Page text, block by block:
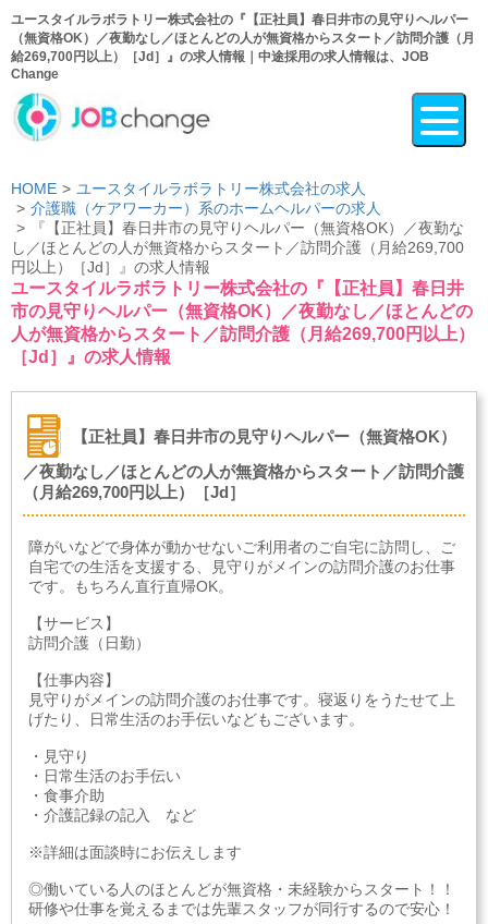
ユースタイルラボラトリー株式会社の『【正社員】春日井市の見守りヘルパー
（無資格OK）／夜勤なし／ほとんどの人が無資格からスタート／訪問介護（月
給269,700円以上）［Jd］』の求人情報｜中途採用の求人情報は、JOB
Change
HOME
ユースタイルラボラトリー株式会社の求人
介護職（ケアワーカー）系のホームヘルパーの求人
『【正社員】春日井市の見守りヘルパー（無資格OK）／夜勤な
し／ほとんどの人が無資格からスタート／訪問介護（月給269,700
円以上）［Jd］』の求人情報
ユースタイルラボラトリー株式会社の『【正社員】春日井
市の見守りヘルパー（無資格OK）／夜勤なし／ほとんどの
人が無資格からスタート／訪問介護（月給269,700円以上）
［Jd］』の求人情報
【正社員】春日井市の見守りヘルパー（無資格OK）
／夜勤なし／ほとんどの人が無資格からスタート／訪問介護
（月給269,700円以上）［Jd］
障がいなどで身体が動かせないご利用者のご自宅に訪問し、ご
自宅での生活を支援する、見守りがメインの訪問介護のお仕事
です。もちろん直行直帰OK。
【サービス】
訪問介護（日勤）
【仕事内容】
見守りがメインの訪問介護のお仕事です。寝返りをうたせて上
げたり、日常生活のお手伝いなどもございます。
・見守り
・日常生活のお手伝い
・食事介助
・介護記録の記入 など
※詳細は面談時にお伝えします
◎働いている人のほとんどが無資格・未経験からスタート！！
研修や仕事を覚えるまでは先輩スタッフが同行するので安心！